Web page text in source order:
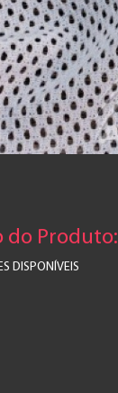
do Produto:
DISPONÍVEIS